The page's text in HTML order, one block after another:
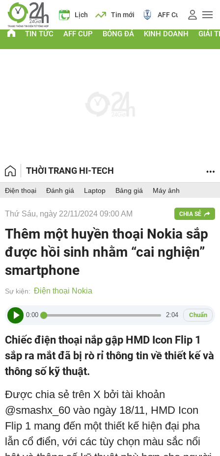
Giá vàng Lịch Tin mới AFF Cup Điểm
TIN TỨC AFF CUP BÓNG ĐÁ KINH DOANH GIẢI
THỜI TRANG HI-TECH
Điện thoại Đánh giá Laptop Bảng giá Máy ảnh
Thứ Sáu, ngày 22/11/2024 09:00 AM CHIA SẺ
Thêm một huyền thoại Nokia sắp
được hồi sinh nhằm “cai nghiện”
smartphone
Sự kiện: Điện thoại Nokia
0:00 2:04 Chuẩn
Chiếc điện thoại nắp gập HMD Icon Flip 1
sắp ra mắt đã bị rò rỉ thông tin về thiết kế và
thông số kỹ thuật.
Được chia sẻ trên X bởi tài khoản
@smashx_60 vào ngày 18/11, HMD Icon
Flip 1 mang đến một thiết kế hiện đại pha
lẫn cổ điển, với các tùy chọn màu sắc nổi